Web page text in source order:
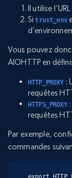
Il utilise
Sitrust_env
Vous pouvez
AIOHTTP en
HTTP_PROXY :
requêtes
HTTPS_PROXY:
requêtes
Par exemple,
commandes
export